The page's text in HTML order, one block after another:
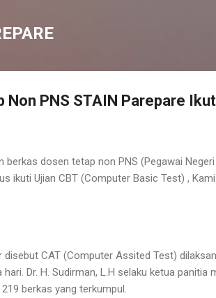
Non PNS STAIN Parepare
berkas dosen tetap non PNS (Pegawai
ikuti Ujian CBT (Computer Basic Test) ,
disebut CAT (Computer Assited Test)
Dr. H. Sudirman, L.H selaku ketua
berkas yang terkumpul.